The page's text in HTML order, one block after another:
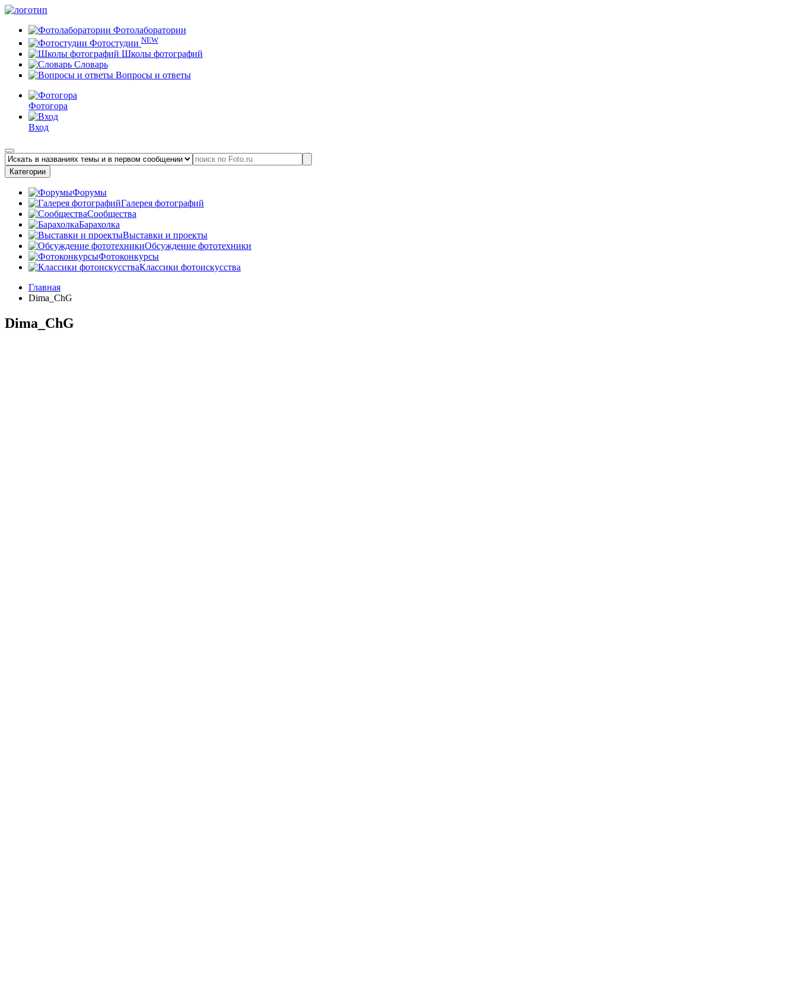
Фотолаборатории
Фотостудии NEW
Школы фотографий
Словарь
Вопросы и ответы
Фотогора
Вход
Категории
Форумы
Галерея фотографий
Сообщества
Барахолка
Выставки и проекты
Обсуждение фототехники
Фотоконкурсы
Классики фотоискусства
Главная
Dima_ChG
Dima_ChG